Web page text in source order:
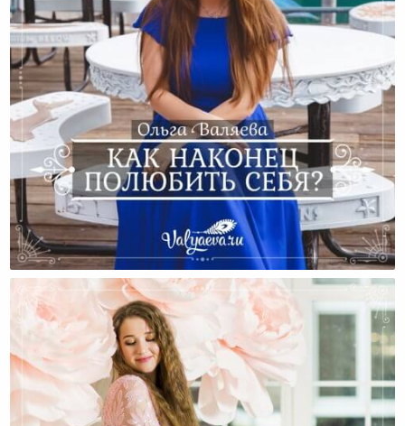
Как Наконец Полюбить Себя?